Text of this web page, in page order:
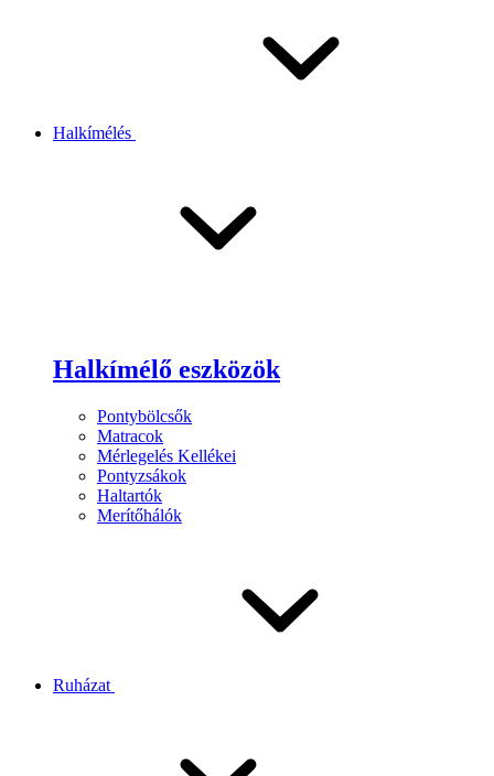
Halkímélés
Halkímélő eszközök
Pontybölcsők
Matracok
Mérlegelés Kellékei
Pontyzsákok
Haltartók
Merítőhálók
Ruházat